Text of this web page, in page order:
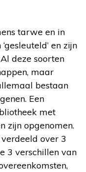
tarwe en in
en zijn
deze soorten
maar
bestaan
Een
met
zijn opgenomen.
over 3
3 verschillen van